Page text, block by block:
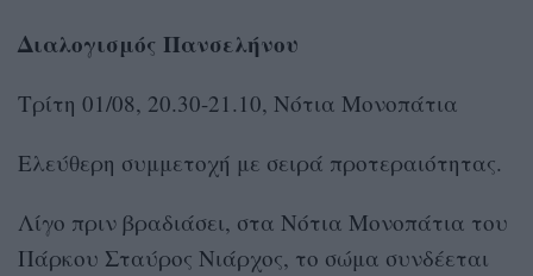
Διαλογισμός Πανσελήνου
Τρίτη 01/08, 20.30-21.10, Νότια Μονοπάτια
Ελεύθερη συμμετοχή με σειρά προτεραιότητας.
Λίγο πριν βραδιάσει, στα Νότια Μονοπάτια του
Πάρκου Σταύρος Νιάρχος, το σώμα συνδέεται